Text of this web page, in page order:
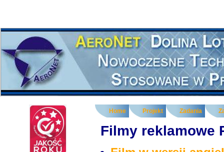
Home Projekt Zadania
Filmy reklamowe